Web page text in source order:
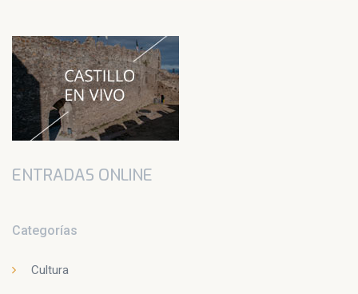
ENTRADAS ONLINE
Categorías
Cultura